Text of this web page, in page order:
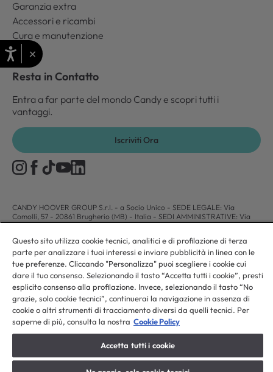
Garanzia extra
Accessori e ricambi
Cura e manutenzione
Resta in Contatto
Entra a far parte del mondo Candy e scopri tutti i
vantaggi.
Iscriviti Ora
CANDY HOOVER GROUP S.r.I. - a Socio Unico - SEDE LEGALE: Via
Comolli, 57 - 20861 Brugherio (MB) - Italia - SEDI AMMINISTRATIVE: Via
Privata Eden Fumagalli snc - 20861 Brugherio (MB) e Via Trento n. 20/A-22
+39.039.2086.237 - Capitale sociale € 35.000.000,00 i.v. - Cod. Fiscale e n.
iscr. al Registro Imprese di Milano-Monza-Brianza-Lodi 04666310158 - P.
IVA 00786860965 - Numero REA: MB-1033934 - Autorizzazione IT AEOF
211870 - Società soggetta ad attività di direzione e coordinamento di Candy
S.p.A. - Casella PEC:candyhoovergroupsrl@legalmail.it
IT / Italiano
×
Questo sito utilizza cookie tecnici, analitici e di profilazione di terza
parte per analizzare i tuoi interessi e inviare pubblicità in linea con le
tue preferenze. Cliccando "Personalizza" puoi scegliere i cookie cui
dare il tuo consenso. Selezionando il tasto “Accetta tutti i cookie”, presti
esplicito consenso alla profilazione. Invece, selezionando il tasto “No
grazie, solo cookie tecnici”, continuerai la navigazione in assenza di
cookie o altri strumenti di tracciamento diversi da quelli tecnici. Per
saperne di più, consulta la nostra Cookie Policy
Accetta tutti i cookie